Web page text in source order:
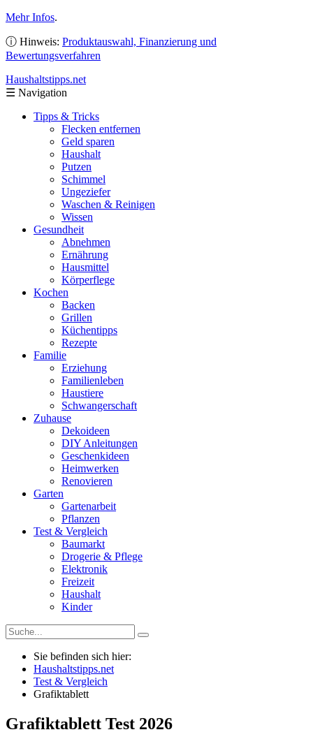
Mehr Infos.
ⓘ Hinweis: Produktauswahl, Finanzierung und
Bewertungsverfahren
Haushaltstipps.net
☰ Navigation
Tipps & Tricks
Flecken entfernen
Geld sparen
Haushalt
Putzen
Schimmel
Ungeziefer
Waschen & Reinigen
Wissen
Gesundheit
Abnehmen
Ernährung
Hausmittel
Körperflege
Kochen
Backen
Grillen
Küchentipps
Rezepte
Familie
Erziehung
Familienleben
Haustiere
Schwangerschaft
Zuhause
Dekoideen
DIY Anleitungen
Geschenkideen
Heimwerken
Renovieren
Garten
Gartenarbeit
Pflanzen
Test & Vergleich
Baumarkt
Drogerie & Pflege
Elektronik
Freizeit
Haushalt
Kinder
Sie befinden sich hier:
Haushaltstipps.net
Test & Vergleich
Grafiktablett
Grafiktablett Test 2026